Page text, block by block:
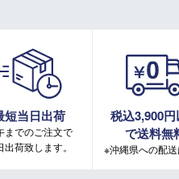
短当日出荷
までのご注文で
出荷致します。
税込3,900
で送料無
※沖縄県への配送